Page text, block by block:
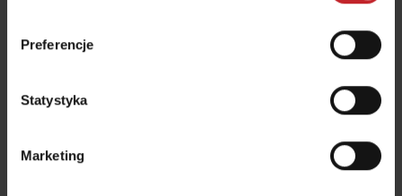
Preferencje
Statystyka
Marketing